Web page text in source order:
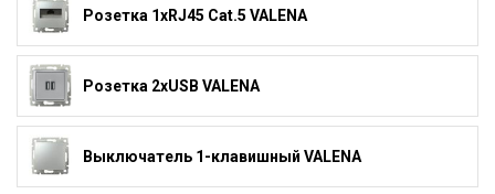
Розетка 1xRJ45 Cat.5 VALENA
Розетка 2xUSB VALENA
Выключатель 1-клавишный VALENA